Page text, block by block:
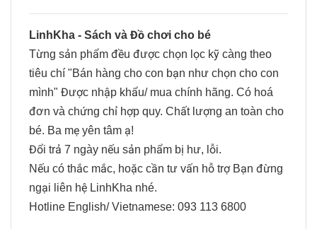
LinhKha - Sách và Đồ chơi cho bé
Từng sản phẩm đều được chọn lọc kỹ càng theo
tiêu chí "Bán hàng cho con bạn như chọn cho con
mình" Được nhập khẩu/ mua chính hãng. Có hoá
đơn và chứng chỉ hợp quy. Chất lượng an toàn cho
bé. Ba mẹ yên tâm ạ!
Đổi trả 7 ngày nếu sản phẩm bị hư, lỗi.
Nếu có thắc mắc, hoặc cần tư vấn hỗ trợ Bạn đừng
ngại liên hệ LinhKha nhé.
Hotline English/ Vietnamese: 093 113 6800